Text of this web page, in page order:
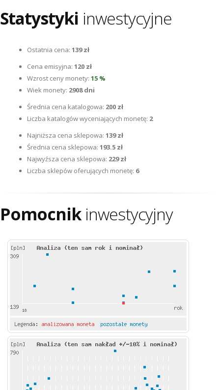
Statystyki inwestycyjne
Ostatnia cena: 139 zł
Cena emisyjna: 120 zł
Wzrost ceny monety: 15 %
Wiek monety: 2908 dni
Średnia cena katalogowa: 200 zł
Liczba katalogów wyceniających monetę: 2
Najniższa cena sklepowa: 139 zł
Średnia cena sklepowa: 193.5 zł
Najwyźsza cena sklepowa: 229 zł
Liczba sklepów oferujących monetę: 6
Pomocnikinwestycyjny